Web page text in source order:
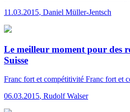
11.03.2015, Daniel Müller-Jentsch
Le meilleur moment pour des
Suisse
Franc fort et compétitivité Franc fort et
06.03.2015, Rudolf Walser